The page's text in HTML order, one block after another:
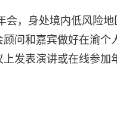
会，身处境内低风险
问和嘉宾做好在渝
发表演讲或在线参加